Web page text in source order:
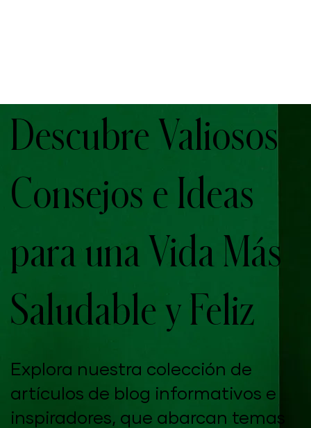
Descubre Valiosos
Consejos e Ideas
para una Vida Más
Saludable y Feliz
Explora nuestra colección de
artículos de blog informativos e
inspiradores, que abarcan temas